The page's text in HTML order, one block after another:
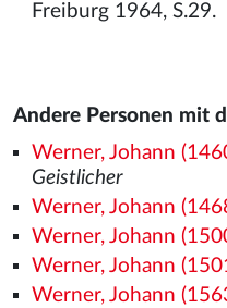
Freiburg 1964, S.29.
Andere Personen mit
Werner, Johann
Geistlicher
Werner, Johann
Werner, Johann
Werner, Johann
Werner, Johann